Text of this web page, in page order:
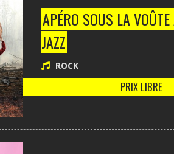
APÉRO SOUS LA
JAZZ
ROCK
PRIX LIBRE